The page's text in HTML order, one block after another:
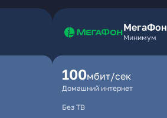
МегаФон
Минимум
100мбит/сек
Домашний интернет
Без ТВ